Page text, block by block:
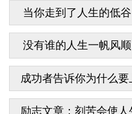
当你走到了人生的低
篇
没有谁的人生一帆风
强
成功者告诉你为什么要
励志文章：刻苦会使